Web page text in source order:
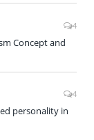
4
Concept and
4
personality in